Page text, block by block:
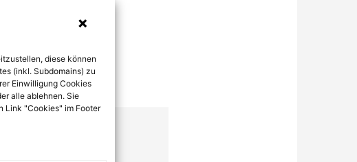
diese können
(inkl. Subdomains) zu
Einwilligung Cookies
alle ablehnen. Sie
Link "Cookies" im Footer